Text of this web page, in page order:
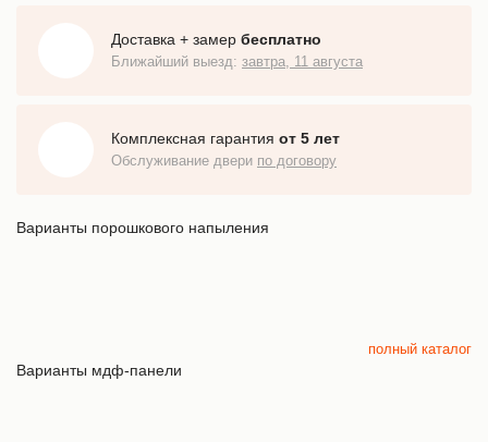
Доставка + замер бесплатно
Ближайший выезд: завтра, 11 августа
Комплексная гарантия от 5 лет
Обслуживание двери по договору
Варианты порошкового напыления
полный каталог
Варианты мдф-панели